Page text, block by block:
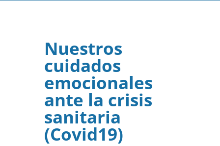
Nuestros
cuidados
emocionales
ante la crisis
sanitaria
(Covid19)